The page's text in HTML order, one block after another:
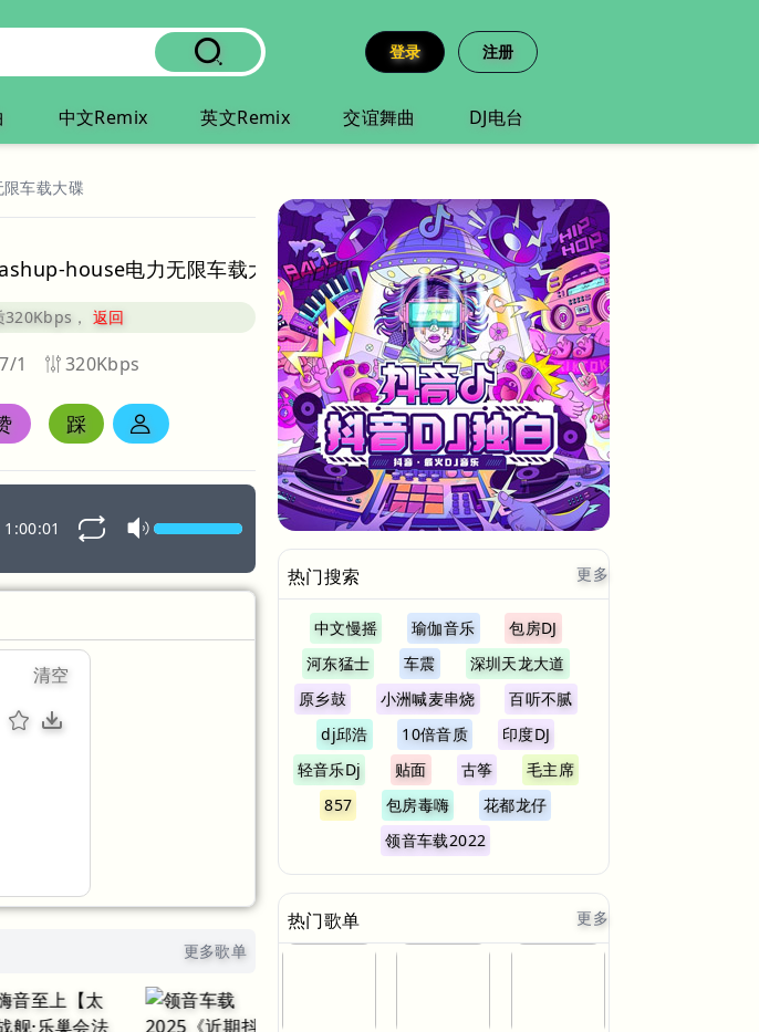
登录 注册
中文Remix 英文Remix 交谊舞曲 DJ电台
车载大碟
house电力无限车载大碟no4』
320Kbps，返回
1 320Kbps
踩
1:00:01
清空
更多歌单
热门搜索 更多
中文慢摇 瑜伽音乐
包房DJ
河东猛士
车震
深圳天龙大道
原乡鼓
小洲喊麦串烧
百听不腻
dj邱浩
10倍音质
印度DJ
轻音乐Dj
贴面 古筝
毛主席
857
包房毒嗨
花都龙仔
领音车载2022
热门歌单 更多